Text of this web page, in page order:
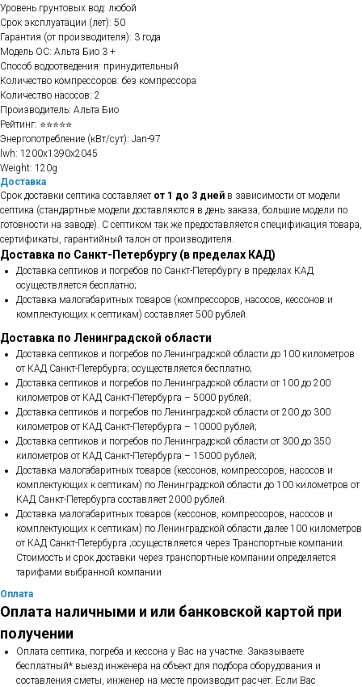
Уровень грунтовых вод: любой
Срок эксплуатации (лет): 50
Гарантия (от производителя): 3 года
Модель ОС: Альта Био 3 +
Способ водоотведения: принудительный
Количество компрессоров: без компрессора
Количество насосов: 2
Производитель: Альта Био
Рейтинг: ⭐⭐⭐⭐⭐
Энергопотребление (кВт/сут): Jan-97
lwh: 1200x1390x2045
Weight: 120g
Доставка
Срок доставки септика составляет от 1 до 3 дней в зависимости от модели
септика (стандартные модели доставляются в день заказа, большие модели по
готовности на заводе). С септиком так же предоставляется спецификация товара,
сертификаты, гарантийный талон от производителя.
Доставка по Санкт-Петербургу (в пределах КАД)
Доставка септиков и погребов по Санкт-Петербургу в пределах КАД
осуществляется бесплатно;
Доставка малогабаритных товаров (компрессоров, насосов, кессонов и
комплектующих к септикам) составляет 500 рублей.
Доставка по Ленинградской области
Доставка септиков и погребов по Ленинградской области до 100 километров
от КАД Санкт-Петербурга; осуществляется бесплатно;
Доставка септиков и погребов по Ленинградской области от 100 до 200
километров от КАД Санкт-Петербурга – 5000 рублей;
Доставка септиков и погребов по Ленинградской области от 200 до 300
километров от КАД Санкт-Петербурга – 10000 рублей;
Доставка септиков и погребов по Ленинградской области от 300 до 350
километров от КАД Санкт-Петербурга – 15000 рублей;
Доставка малогабаритных товаров (кессонов, компрессоров, насосов и
комплектующих к септикам) по Ленинградской области до 100 километров от
КАД Санкт-Петербурга составляет 2000 рублей.
Доставка малогабаритных товаров (кессонов, компрессоров, насосов и
комплектующих к септикам) по Ленинградской области далее 100 километров
от КАД Санкт-Петербурга ;осуществляется через Транспортные компании.
Стоимость и срок доставки через транспортные компании определяется
тарифами выбранной компании
Оплата
Оплата наличными и или банковской картой при
получении
Оплата септика, погреба и кессона у Вас на участке. Заказываете
бесплатный* выезд инженера на объект для подбора оборудования и
составления сметы, инженер на месте производит расчёт. Если Вас